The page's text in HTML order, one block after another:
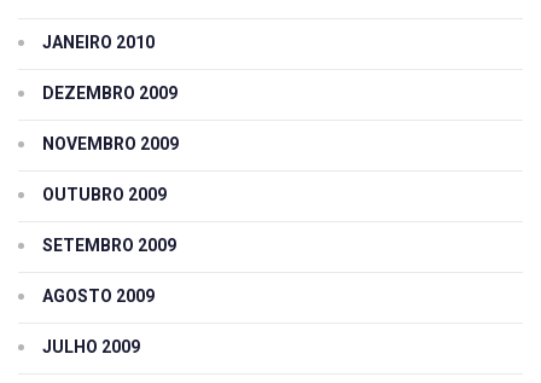
JANEIRO 2010
DEZEMBRO 2009
NOVEMBRO 2009
OUTUBRO 2009
SETEMBRO 2009
AGOSTO 2009
JULHO 2009